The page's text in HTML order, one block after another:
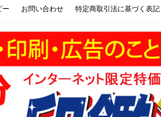
ー お問い合わせ 特定商取引法に基づく表記
刷】ハンコ・